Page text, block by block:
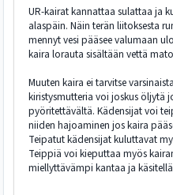
UR-kairat kannattaa sulattaa ja
alaspäin. Näin terän liitoksesta
mennyt vesi pääsee valumaan
kaira lorauta sisältään vettä
Muuten kaira ei tarvitse
kiristysmutteria voi joskus öljytä
pyöritettävältä. Kädensijat voi
niiden hajoaminen jos kaira
Teipatut kädensijat kuluttavat
Teippiä voi kieputtaa myös
miellyttävämpi kantaa ja